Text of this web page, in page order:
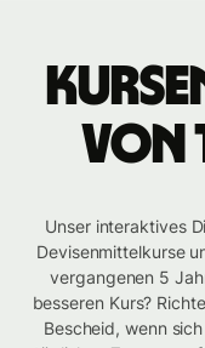
von
Unser interaktives
Devisenmittelkurse
vergangenen 5
besseren Kurs?
Bescheid, wenn